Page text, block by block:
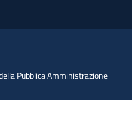
Pubblica Amministrazione